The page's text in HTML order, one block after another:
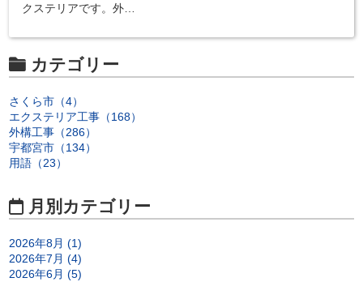
クステリアです。外…
カテゴリー
さくら市（4）
エクステリア工事（168）
外構工事（286）
宇都宮市（134）
用語（23）
月別カテゴリー
2026年8月 (1)
2026年7月 (4)
2026年6月 (5)